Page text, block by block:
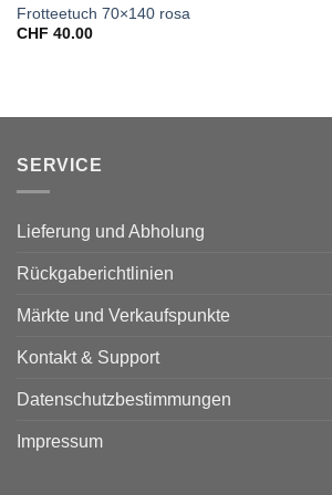
Frotteetuch 70×140 rosa
CHF 40.00
SERVICE
Lieferung und Abholung
Rückgaberichtlinien
Märkte und Verkaufspunkte
Kontakt & Support
Datenschutzbestimmungen
Impressum